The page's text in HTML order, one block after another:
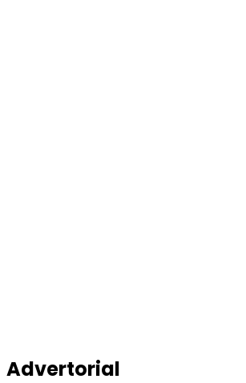
Advertorial